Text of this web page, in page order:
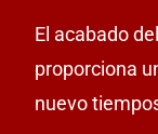
El acabado
proporciona
nuevo